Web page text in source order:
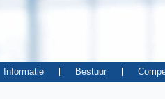
Informatie Bestuur